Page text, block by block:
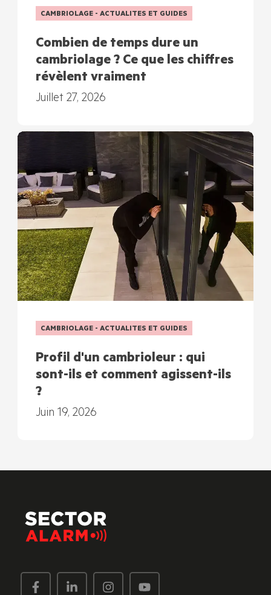
CAMBRIOLAGE - ACTUALITES ET GUIDES
Combien de temps dure un
cambriolage ? Ce que les chiffres
révèlent vraiment
Juillet 27, 2026
CAMBRIOLAGE - ACTUALITES ET GUIDES
Profil d'un cambrioleur : qui
sont-ils et comment agissent-ils
?
Juin 19, 2026